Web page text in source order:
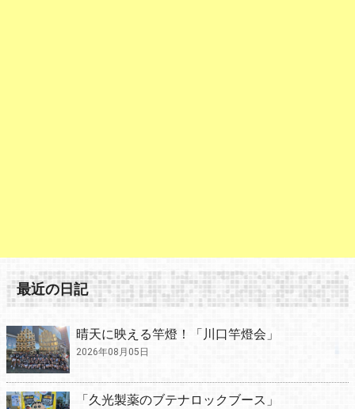
最近の日記
晴天に映える竿燈！「川口竿燈会」
2026年08月05日
「久光製薬のブテナロックブース」